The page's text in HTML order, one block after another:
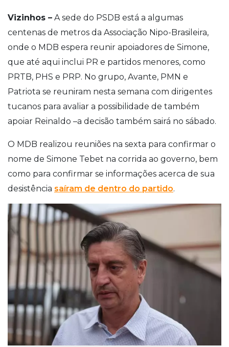
Vizinhos – A sede do PSDB está a algumas
centenas de metros da Associação Nipo-Brasileira,
onde o MDB espera reunir apoiadores de Simone,
que até aqui inclui PR e partidos menores, como
PRTB, PHS e PRP. No grupo, Avante, PMN e
Patriota se reuniram nesta semana com dirigentes
tucanos para avaliar a possibilidade de também
apoiar Reinaldo –a decisão também sairá no sábado.
O MDB realizou reuniões na sexta para confirmar o
nome de Simone Tebet na corrida ao governo, bem
como para confirmar se informações acerca de sua
desistência saíram de dentro do partido.